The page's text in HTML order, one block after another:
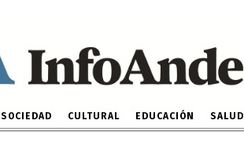
SOCIEDAD CULTURAL EDUCACIÓN SALUD
¿Terroristas?